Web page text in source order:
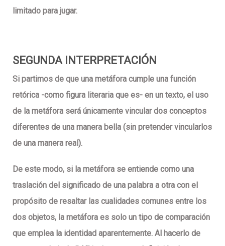
limitado para jugar.
SEGUNDA INTERPRETACIÓN
Si partimos de que una metáfora cumple una función
retórica -como figura literaria que es- en un texto, el uso
de la metáfora será únicamente vincular dos conceptos
diferentes de una manera bella (sin pretender vincularlos
de una manera real).
De este modo, si la metáfora se entiende como una
traslación del significado de una palabra a otra con el
propósito de resaltar las cualidades comunes entre los
dos objetos, la metáfora es solo un tipo de comparación
que emplea la identidad aparentemente. Al hacerlo de